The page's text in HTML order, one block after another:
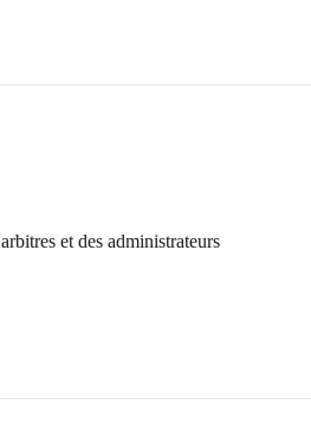
et des administrateurs